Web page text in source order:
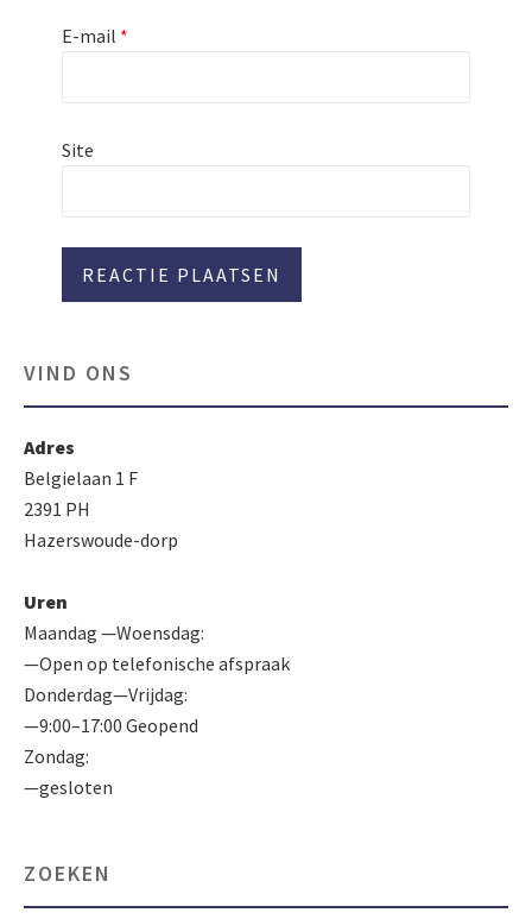
E-mail *
Site
VIND ONS
Adres
Belgielaan 1 F
2391 PH
Hazerswoude-dorp
Uren
Maandag —Woensdag:
—Open op telefonische afspraak
Donderdag—Vrijdag:
—9:00–17:00 Geopend
Zondag:
—gesloten
ZOEKEN